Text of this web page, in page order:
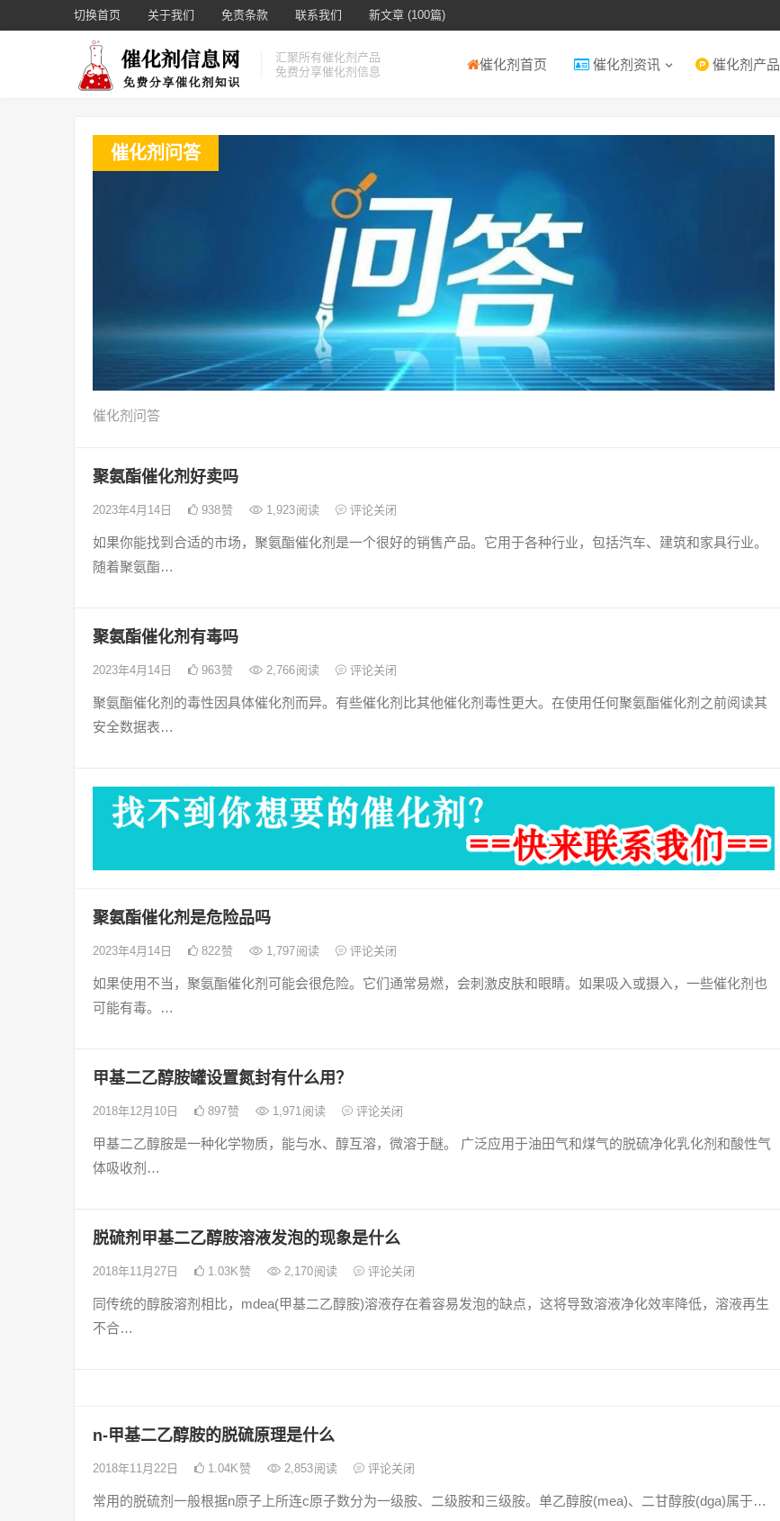
切换首页 关于我们 免责条款 联系我们 新文章 (100篇)
汇聚所有催化剂产品
免费分享催化剂信息
催化剂首页 催化剂资讯 催化剂产品
催化剂问答
催化剂问答
聚氨酯催化剂好卖吗
2023年4月14日 938赞 1,923阅读 评论关闭
如果你能找到合适的市场，聚氨酯催化剂是一个很好的销售产品。它用于各种行业，包括汽车、建筑和家具行业。
随着聚氨酯…
聚氨酯催化剂有毒吗
2023年4月14日 963赞 2,766阅读 评论关闭
聚氨酯催化剂的毒性因具体催化剂而异。有些催化剂比其他催化剂毒性更大。在使用任何聚氨酯催化剂之前阅读其
安全数据表…
聚氨酯催化剂是危险品吗
2023年4月14日 822赞 1,797阅读 评论关闭
如果使用不当，聚氨酯催化剂可能会很危险。它们通常易燃，会刺激皮肤和眼睛。如果吸入或摄入，一些催化剂也
可能有毒。…
甲基二乙醇胺罐设置氮封有什么用？
2018年12月10日 897赞 1,971 阅读 评论关闭
甲基二乙醇胺是一种化学物质，能与水、醇互溶，微溶于醚。 广泛应用于油田气和煤气的脱硫净化乳化剂和酸性气
体吸收剂…
脱硫剂甲基二乙醇胺溶液发泡的现象是什么
2018年11月27日 1.03K 赞 2,170阅读 评论关闭
同传统的醇胺溶剂相比，mdea(甲基二乙醇胺)溶液存在着容易发泡的缺点，这将导致溶液净化效率降低，溶液再生
不合…
n-甲基二乙醇胺的脱硫原理是什么
2018年11月22日 1.04K 赞 2,853阅读 评论关闭
常用的脱硫剂一般根据n原子上所连c原子数分为一级胺、二级胺和三级胺。单乙醇胺(mea)、二甘醇胺(dga)属于…